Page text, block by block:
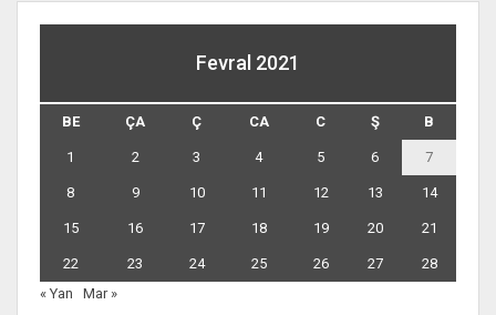
Fevral 2021
BE ÇA Ç CA C Ş B
1 2 3 4 5 6 7
8 9 10 11 12 13 14
15 16 17 18 19 20 21
22 23 24 25 26 27
28
« Yan
Mar »